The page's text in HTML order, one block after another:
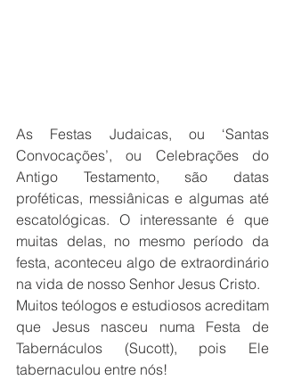
As Festas Judaicas, ou ‘Santas
Convocações’, ou Celebrações do
Antigo Testamento, são datas
proféticas, messiânicas e algumas até
escatológicas. O interessante é que
muitas delas, no mesmo período da
festa, aconteceu algo de extraordinário
na vida de nosso Senhor Jesus Cristo.
Muitos teólogos e estudiosos acreditam
que Jesus nasceu numa Festa de
Tabernáculos (Sucott), pois Ele
tabernaculou entre nós!